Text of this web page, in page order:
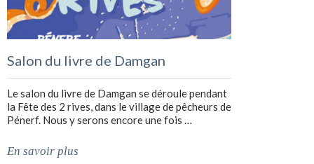
Salon du livre de Damgan
Le salon du livre de Damgan se déroule pendant
la Fête des 2 rives, dans le village de pêcheurs de
Pénerf. Nous y serons encore une fois …
En savoir plus